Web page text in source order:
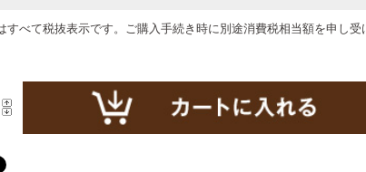
すべて税抜表示です。ご購入手続き時に別途消費税相当額を申し受